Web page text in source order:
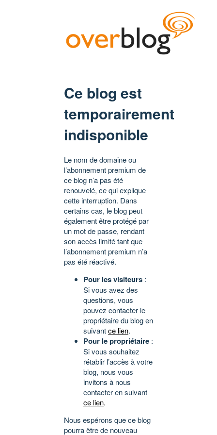
Ce blog est
temporairement
indisponible
Le nom de domaine ou
l’abonnement premium de
ce blog n’a pas été
renouvelé, ce qui explique
cette interruption. Dans
certains cas, le blog peut
également être protégé par
un mot de passe, rendant
son accès limité tant que
l’abonnement premium n’a
pas été réactivé.
Pour les visiteurs :
Si vous avez des
questions, vous
pouvez contacter le
propriétaire du blog en
suivantce lien.
Pour le propriétaire :
Si vous souhaitez
rétablir l’accès à votre
blog, nous vous
invitons à nous
contacter en suivant
ce lien.
Nous espérons que ce blog
pourra être de nouveau